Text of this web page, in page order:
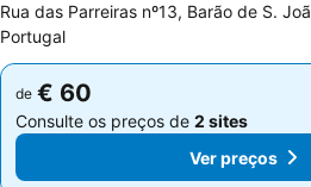
Rua das Parreiras nº13, Barão de S.
Portugal
de € 60
Consulte os preços de 2 sites
Ver preços
de € 60
Consulte os preços de 2 sites
Ver preços